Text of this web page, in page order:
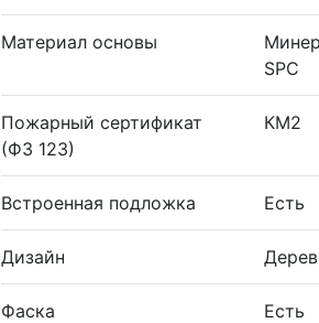
Материал основы
SPC
Пожарный сертификат
(ФЗ 123)
КМ2
Встроенная подложка Есть
Дизайн
Фаска Есть